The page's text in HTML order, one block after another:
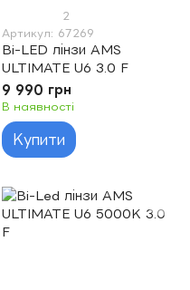
2
Артикул: 67269
Bi-LED лінзи AMS
ULTIMATE U6 3.0 F
9 990 грн
В наявності
Купити